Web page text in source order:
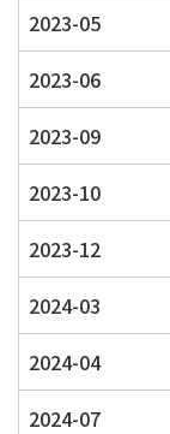
2023-05
2023-06
2023-09
2023-10
2023-12
2024-03
2024-04
2024-07